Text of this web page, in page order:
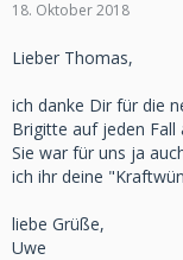
18. Oktober 2018
Lieber Thomas,
ich danke Dir für die
Brigitte auf jeden Fall
Sie war für uns ja
ich ihr deine
liebe Grüße,
Uwe